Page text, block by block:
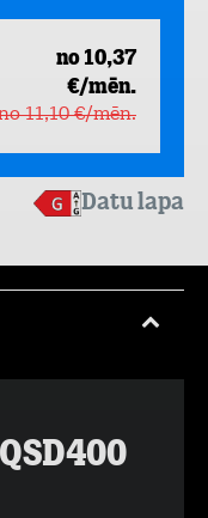
no 10,37
€/mēn.
11,10 €/mēn.
Datu lapa